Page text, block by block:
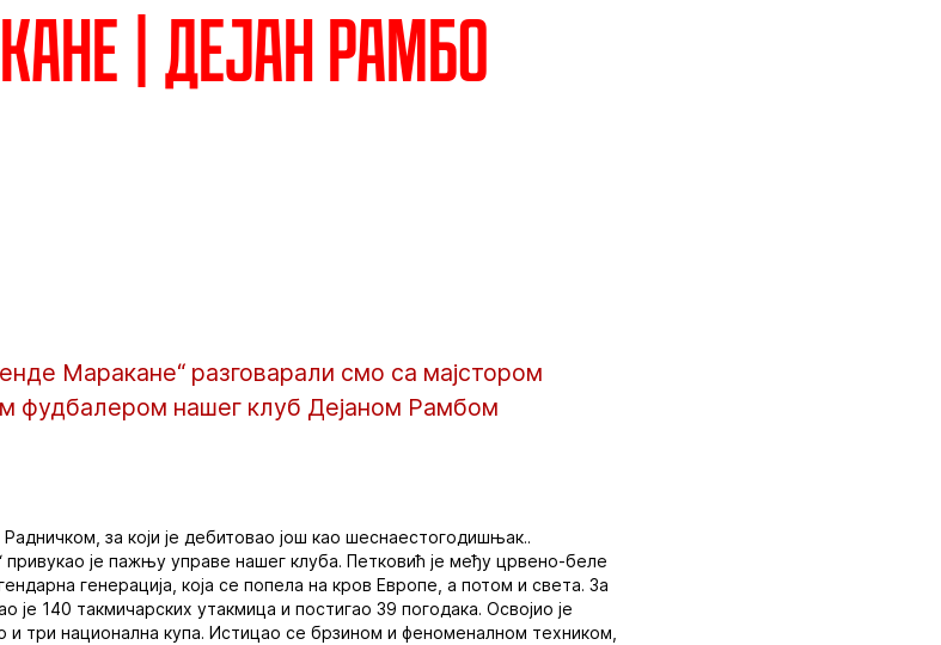
| Дејан Рамбо
Маракане“ разговарали смо са мајстором
фудбалером нашег клуб Дејаном Рамбом
за који је дебитовао још као шеснаестогодишњак..
привукао је пажњу управе нашег клуба. Петковић је међу црвено-беле
генерација, која се попела на кров Европе, а потом и света. За
је 140 такмичарских утакмица и постигао 39 погодака. Освојио је
и три национална купа. Истицао се брзином и феноменалном техником,